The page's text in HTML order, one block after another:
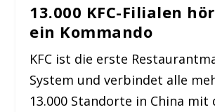
13.000 KFC-Filialen
ein Kommando
KFC ist die erste
System und verbindet alle
13.000 Standorte in China mit